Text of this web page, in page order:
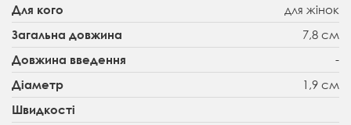
Для кого
для жінок
Загальна довжина 7,8 см
Довжина введення -
Діаметр 1,9 см
Швидкості